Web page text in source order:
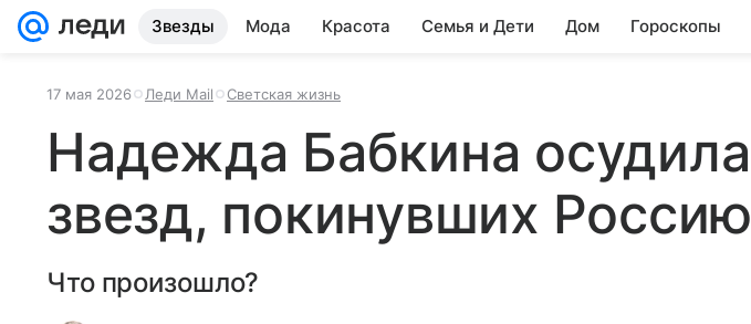
Звезды Мода Красота Семья и Дети Дом Гороскопы
17 мая 2026 Леди Mail Светская жизнь
Надежда Бабкина осудила
звезд, покинувших Россию
Что произошло?